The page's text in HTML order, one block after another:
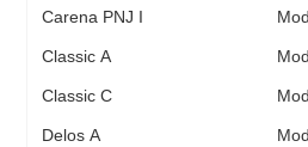
Carena PNJ I
Classic A
Classic C
Delos A